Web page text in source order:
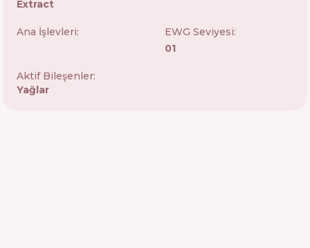
Extract
Ana İşlevleri:
EWG Seviyesi:
01
Aktif Bileşenler:
Yağlar